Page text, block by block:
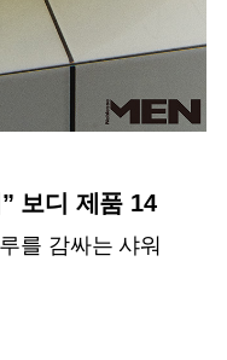
보디 제품 14
를 감싸는 샤워